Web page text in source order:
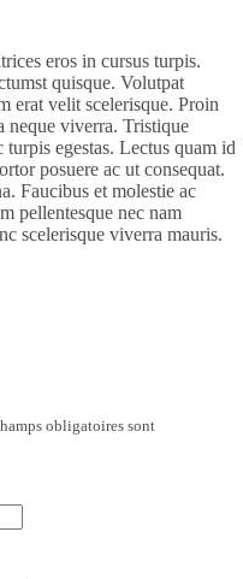
eros in cursus turpis.
quisque. Volutpat
erat velit scelerisque. Proin
neque viverra. Tristique
turpis egestas. Lectus quam id
posuere ac ut consequat.
Faucibus et molestie ac
pellentesque nec nam
scelerisque viverra mauris.
obligatoires sont